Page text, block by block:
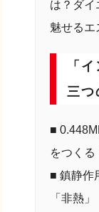
「
三つ
■
をつくる
■ 鎮静作
「非熱」